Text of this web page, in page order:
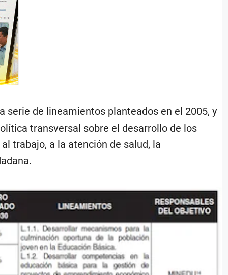
serie de lineamientos planteados en el 2005, y
transversal sobre el desarrollo de los
trabajo, a la atención de salud, la